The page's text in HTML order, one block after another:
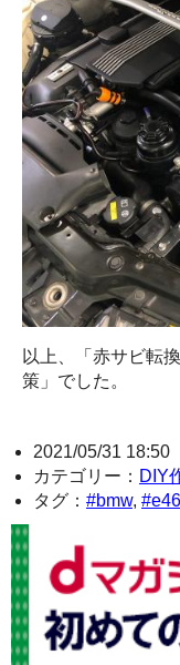
以上、「赤サビ転
策」でした。
2021/05/31 18:50
カテゴリー： DIY
タグ： #bmw, #e46